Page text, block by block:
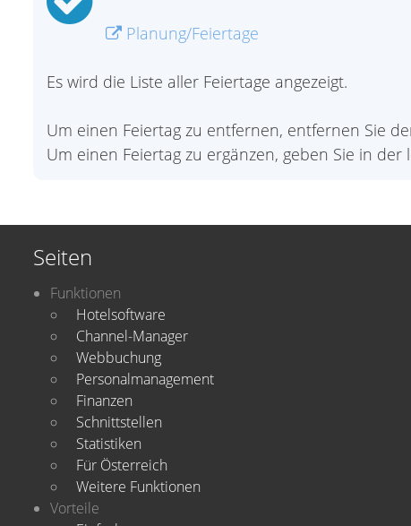
Planung/Feiertage
Es wird die Liste aller Feiertage angezeigt.
Um einen Feiertag zu entfernen, entfernen Sie
Um einen Feiertag zu ergänzen, geben Sie in
Seiten
Funktionen
Hotelsoftware
Channel-Manager
Webbuchung
Personalmanagement
Finanzen
Schnittstellen
Statistiken
Für Österreich
Weitere Funktionen
Vorteile